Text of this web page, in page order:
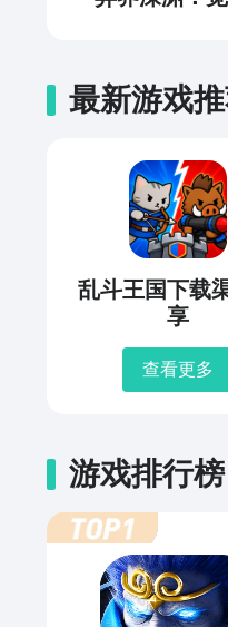
最新游戏
乱斗王国下载
享
查看更多
游戏排行榜